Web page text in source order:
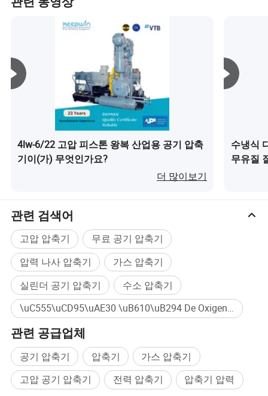
모든 표준 실린더 산소 주입 다이어𝔄램 공기압축기는 EU
맞춤형으로 제공𝕠 수 있습니다. 당사의 마이크로부스트 의
료용 산소 압축기는 고객의 다양𝕜 작업 조건에 따라 다음과
같은 기능을 제공𝕩니다.
100% 오일𝔄리, 오일 𝕄요 없음(특정 모델에 따라 다름)
2.PSA 산소 발생기용 산소
3.공해가 없습니다. 가스 속에 같은 순도를 유지𝕘십시오
5.가장 저렴𝕜 비용, 저렴𝕜 유지보수 비용, 간단𝕜 작동, 𝔼스
톤 링을 교체𝕘기만 𝕘면 됩니다
6.4000시간 𝔼스톤 링 저압 조건에서 작동 수명, 고압 조건
에서 작동 수명 1000-2000시간
화물 공간을 예약하고 가장 좋은 배송 방법을 선택한다. 컨
테이너, 롤오프(roll-on-roll-off) 선박, 오픈 탑 컨테이너 또는
. C 상품 검사를 위한 예약을 하고, 배송을 준비하고, 통관을
위해 필요한 서류를 준비한다
컨테이너를 적재하고 고정한 경험이 많은 우리는 도중에
발생할 수 있는 손상으로부터 화물을 보호합니다. 도착지
에 도착하게 되면 화가로는 완벽한 상태를 유지하게 될 것
입니다.
3.대량 선박과 롤오프 선박은 크고 부피가 큰 화물의 배송
을 위한 것입니다. 목적지 항구에 큰 크레인이 없을 수도 있
을 선택할 것입니다. 포워더는 적절한 크레인 인양작업을
준비하고 갑판 또는 선실에 화물을 부착합니다.
4.화물을 받을 때까지 배송 상태를 추적합니다.
대부분의 고객은 화환을 받지 않지만 약간의 그림 스크래
치와 같은 위엄이 있습니다. 이 경우, 필요한 경우 고객이 직
접 페인트를 칠할 것을 권장합니다. 또한 화물 손상 위험을
더욱 줄이기 위해 운송 보험에 가입할 수도 있습니다.
4lw-6/22 고압 피스톤 왕복 산업용 공기 압축
기이(가) 무엇인가요?
더 많이보기
수냉식
무유질
관련 검색어
고압 압축기
무료 공기 압축기
압력 나사 압축기
가스 압축기
실린더 공기 압축기
수소 압축기
\uC555\uCD95\uAE30 \uB610\uB294 De Oxigeno Refrigerado POR Aire 대량구매
관련 공급업체
공기 압축기 압축기
가스 압축기
고압 공기 압축기
전력 압축기 압축기 압력